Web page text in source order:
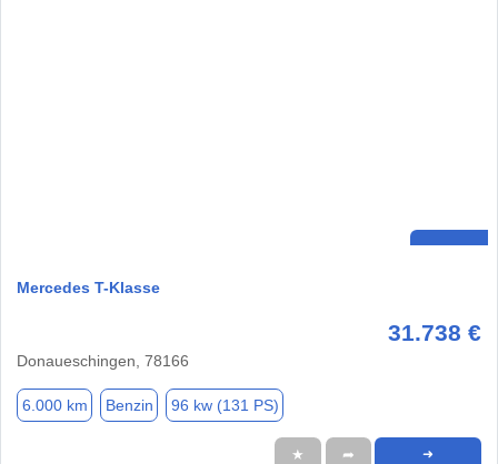
Mercedes T-Klasse
31.738 €
Donaueschingen, 78166
6.000 km Benzin 96 kw (131 PS)
★ ➦ ➜